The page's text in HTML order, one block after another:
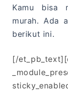
Kamu bisa
murah. Ada
berikut ini.
[/